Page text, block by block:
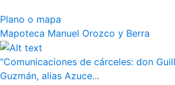
Plano o mapa
Mapoteca Manuel Orozco y Berra
"Comunicaciones de cárceles: don
Guzmán, alias Azuce...